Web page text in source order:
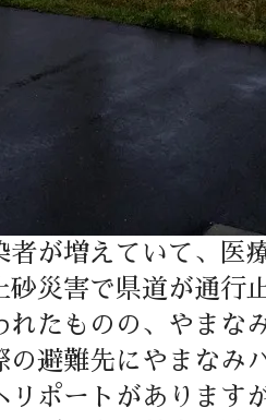
者が増えていて、医
砂災害で県道が通
れたものの、やま
の避難先にやまな
リポートがありま